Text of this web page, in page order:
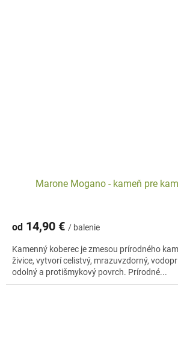
Marone Mogano - kameň pre
od 14,90 € / balenie
Kamenný koberec je zmesou prírodného
živice, vytvorí celistvý, mrazuvzdorný,
odolný a protišmykový povrch. Prírodné...